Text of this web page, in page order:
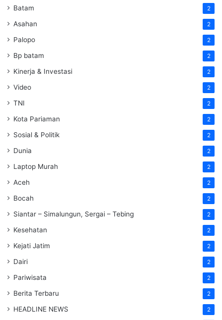
Batam 2
Asahan 2
Palopo 2
Bp batam 2
Kinerja & Investasi 2
Video 2
TNI 2
Kota Pariaman 2
Sosial & Politik 2
Dunia 2
Laptop Murah 2
Aceh 2
Bocah 2
Siantar – Simalungun, Sergai – Tebing 2
Kesehatan 2
Kejati Jatim 2
Dairi 2
Pariwisata 2
Berita Terbaru 2
HEADLINE NEWS 2